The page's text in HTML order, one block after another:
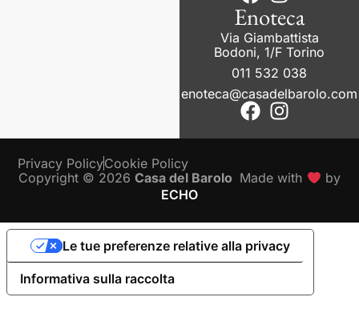
Enoteca
Via Giambattista
Bodoni, 1/F Torino
011 532 038
enoteca@casadelbarolo.com
Copyright © 2026Casa del Barolo Made with
by
ECHO
Privacy PolicyCookie Policy
Informativa sulla raccolta
Le tue preferenze relative alla privacy